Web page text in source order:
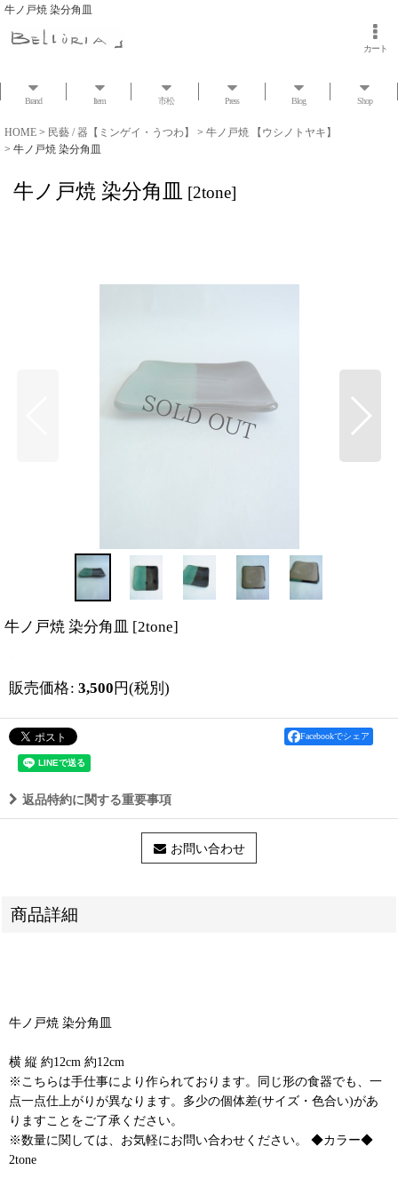
牛ノ戸焼 染分角皿
カート
Brand Item 市松 Press Blog Shop
HOME > 民藝 / 器【ミンゲイ・うつわ】 > 牛ノ戸焼 【ウシノトヤキ】
> 牛ノ戸焼 染分角皿
牛ノ戸焼 染分角皿 [2tone]
牛ノ戸焼 染分角皿 [2tone]
販売価格: 3,500 円(税別)
Facebookでシェア
返品特約に関する重要事項
お問い合わせ
商品詳細
牛ノ戸焼 染分角皿
横 縦 約12cm 約12cm
※こちらは手仕事により作られております。同じ形の食器でも、一
点一点仕上がりが異なります。多少の個体差(サイズ・色合い)があ
りますことをご了承ください。
※数量に関しては、お気軽にお問い合わせください。 ◆カラー◆
2tone